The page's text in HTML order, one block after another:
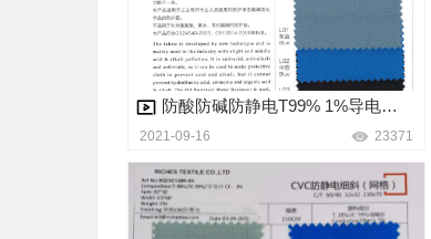
防酸防碱防静电T99% 1%导电纱 230克面料
2021-09-16 23371